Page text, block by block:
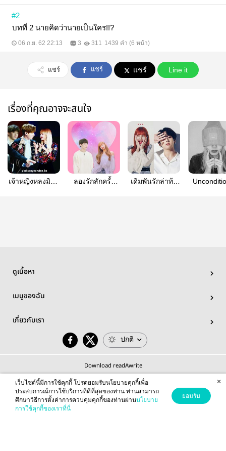
#2
บทที่ 2 นายคิดว่านายเป็นใคร!!?
06 ก.ย. 62 22:13 3 311 1439 คำ (6 หน้า)
แชร์ แชร์ แชร์ Line it
เรื่องที่คุณอาจจะสนใจ
เจ้าหญิงหลงมิติ -
ลองรักสักครั้ง​
เดิมพันรักล่าท้า
ดูเนื้อหา
เมนูของฉัน
เกี่ยวกับเรา
ปกติ
Download readAwrite
© 2026 readAwrite.com by MEB Corporation Public Company Limited
This site is protected by reCAPTCHA and the Google
เว็บไซต์นี้มีการใช้คุกกี้ โปรดยอมรับนโยบายคุกกี้เพื่อ
ประสบการณ์การใช้บริการที่ดีที่สุดของท่าน ท่านสามารถ
ศึกษาวิธีการตั้งค่าการควบคุมคุกกี้ของท่านผ่านนโยบาย
การใช้คุกกี้ของเราที่นี่
ยอมรับ
×